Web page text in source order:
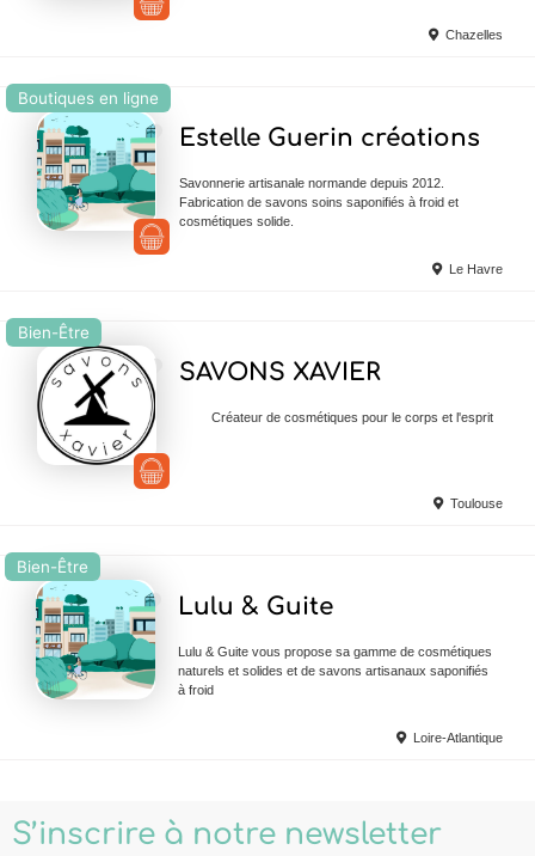
Chazelles
Boutiques en ligne
Estelle Guerin créations
Savonnerie artisanale normande depuis 2012.
Fabrication de savons soins saponifiés à froid et
cosmétiques solide.
Le Havre
Bien-Être
SAVONS XAVIER
Créateur de cosmétiques pour le corps et l'esprit
Toulouse
Bien-Être
Lulu & Guite
Lulu & Guite vous propose sa gamme de cosmétiques
naturels et solides et de savons artisanaux saponifiés
à froid
Loire-Atlantique
S’inscrire à notre newsletter